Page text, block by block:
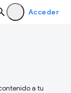
Acceder
a tu